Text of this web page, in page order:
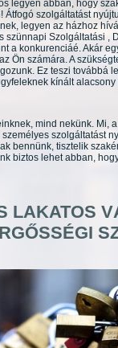
legyen abban, hogy
Átfogó szolgáltatást
legyen az házhoz
szünnapi Szolgáltatási ,
a konkurenciáé. Akár
Ön számára. A
Ez teszi továbbá
kínált
mind nekünk. Mi,
szolgáltatást
bennünk, tisztelik
biztos lehet abban,
LAKATOS